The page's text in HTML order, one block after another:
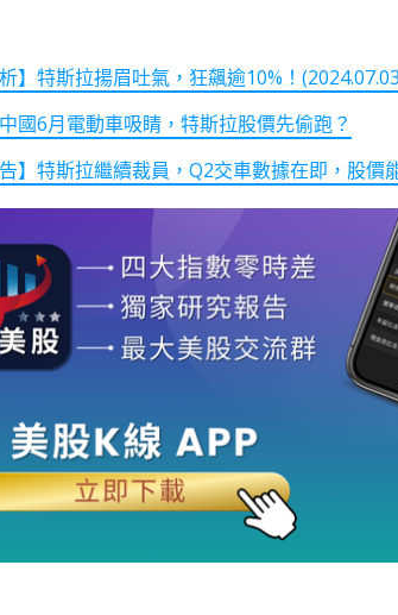
析】特斯拉揚眉吐氣，狂飆逾10%！
國6月電動車吸睛，特斯拉股價先偷跑？
告】特斯拉繼續裁員，Q2交車數據在即，股價